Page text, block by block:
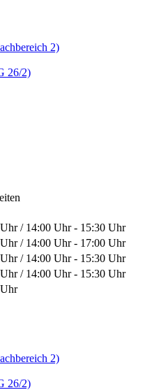
2)
26/2)
/ 14:00 Uhr - 15:30 Uhr
/ 14:00 Uhr - 17:00 Uhr
/ 14:00 Uhr - 15:30 Uhr
/ 14:00 Uhr - 15:30 Uhr
2)
26/2)